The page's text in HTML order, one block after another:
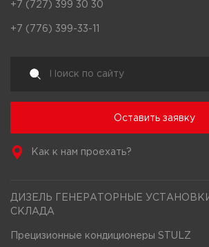
+7 (727) 399 30 30
+7 (776) 399-33-11
Оставить заявку
Как к нам проехать?
ДИЗЕЛЬ ГЕНЕРАТОРНЫЕ
СКЛАДА
Прецизионные кондиционеры STULZ